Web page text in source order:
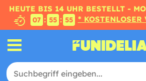
HEUTE BIS 14 UHR BESTELLT -
07 : 55 : 55 *